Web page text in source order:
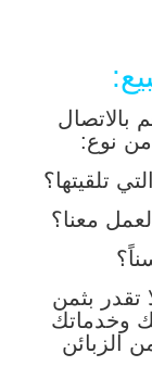
بالاتصال
من نوع:
تلقيتها؟
معنا؟
تقدر بثمن
وخدماتك
الزبائن